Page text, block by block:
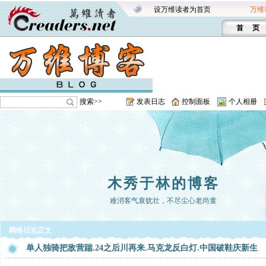
设万维读者为首页 万维
首 页
搜索>> 发表日志 控制面板 个人相册
木秀于林的博客
难消客气衰犹壮，不尽尘心老尚童
网络日志正文
单人独骑把敌营踹.24之后川再来.马克龙反白灯.中国破鞋庆新生